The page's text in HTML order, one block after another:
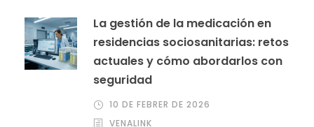
La gestión de la medicación en
residencias sociosanitarias: retos
actuales y cómo abordarlos con
seguridad
10 DE FEBRER DE 2026
VENALINK